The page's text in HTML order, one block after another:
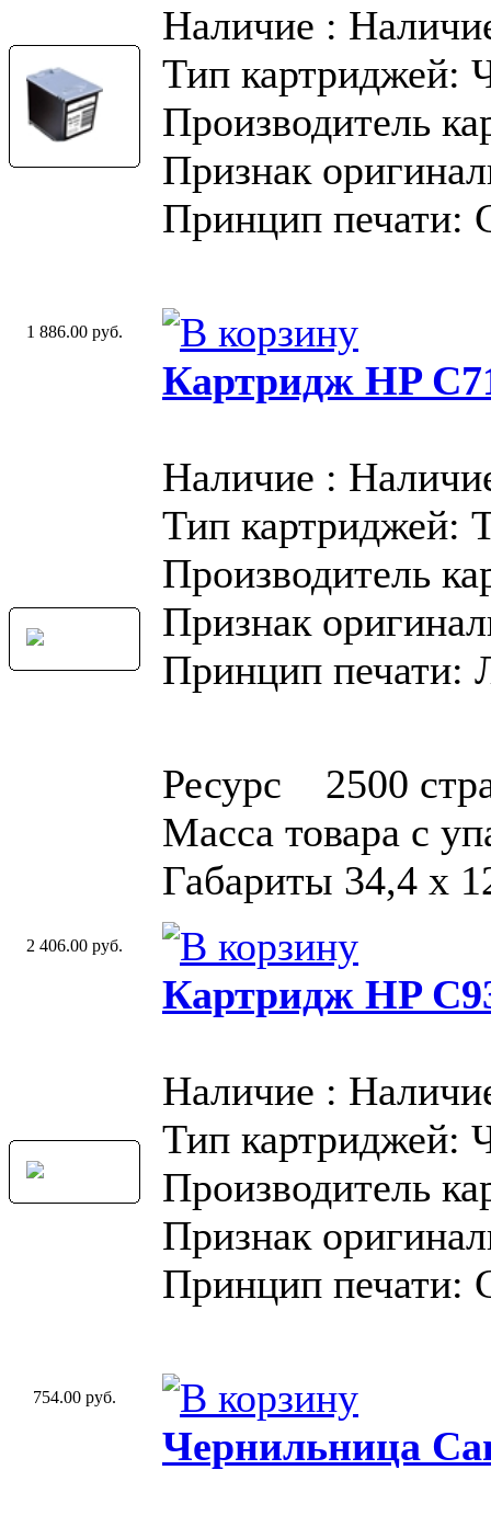
Наличие :
Тип картриджей:
Производитель
Признак
Принцип печати:
1 886.00 руб.
Картридж HP
Наличие :
Тип картриджей:
Производитель
Признак
Принцип печати:
Ресурс 2500
Масса товара с
Габариты 34,4 x
2 406.00 руб.
Картридж HP
Наличие :
Тип картриджей:
Производитель
Признак
Принцип печати:
754.00 руб.
Чернильница